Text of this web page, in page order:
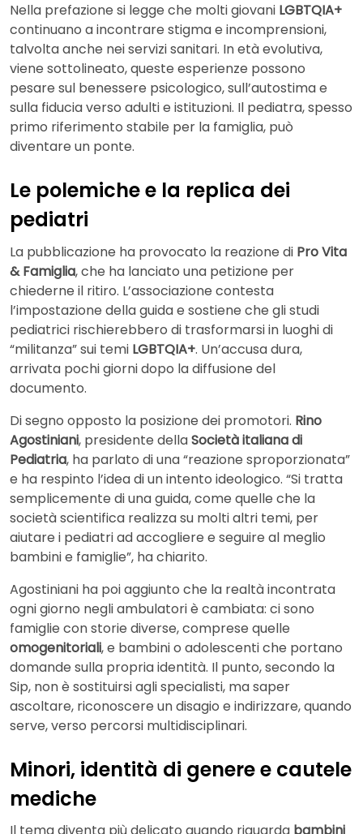
Nella prefazione si legge che molti giovani LGBTQIA+
continuano a incontrare stigma e incomprensioni,
talvolta anche nei servizi sanitari. In età evolutiva,
viene sottolineato, queste esperienze possono
pesare sul benessere psicologico, sull’autostima e
sulla fiducia verso adulti e istituzioni. Il pediatra, spesso
primo riferimento stabile per la famiglia, può
diventare un ponte.
Le polemiche e la replica dei
pediatri
La pubblicazione ha provocato la reazione di Pro Vita
& Famiglia, che ha lanciato una petizione per
chiederne il ritiro. L’associazione contesta
l’impostazione della guida e sostiene che gli studi
pediatrici rischierebbero di trasformarsi in luoghi di
“militanza” sui temi LGBTQIA+. Un’accusa dura,
arrivata pochi giorni dopo la diffusione del
documento.
Di segno opposto la posizione dei promotori. Rino
Agostiniani, presidente dellaSocietà italiana di
Pediatria, ha parlato di una “reazione sproporzionata”
e ha respinto l’idea di un intento ideologico. “Si tratta
semplicemente di una guida, come quelle che la
società scientifica realizza su molti altri temi, per
aiutare i pediatri ad accogliere e seguire al meglio
bambini e famiglie”, ha chiarito.
Agostiniani ha poi aggiunto che la realtà incontrata
ogni giorno negli ambulatori è cambiata: ci sono
famiglie con storie diverse, comprese quelle
omogenitoriali, e bambini o adolescenti che portano
domande sulla propria identità. Il punto, secondo la
Sip, non è sostituirsi agli specialisti, ma saper
ascoltare, riconoscere un disagio e indirizzare, quando
serve, verso percorsi multidisciplinari.
Minori, identità di genere e cautele
mediche